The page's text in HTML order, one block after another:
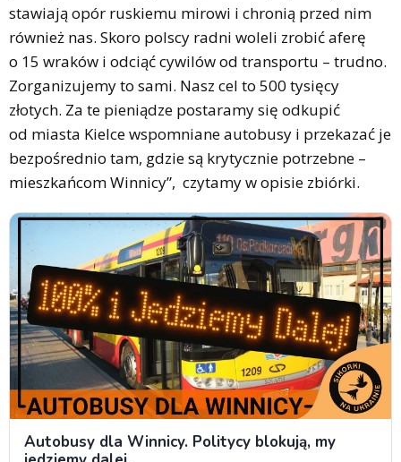
stawiają opór ruskiemu mirowi i chronią przed nim
również nas. Skoro polscy radni woleli zrobić aferę
o 15 wraków i odciąć cywilów od transportu – trudno.
Zorganizujemy to sami. Nasz cel to 500 tysięcy
złotych. Za te pieniądze postaramy się odkupić
od miasta Kielce wspomniane autobusy i przekazać je
bezpośrednio tam, gdzie są krytycznie potrzebne –
mieszkańcom Winnicy”, czytamy w opisie zbiórki.